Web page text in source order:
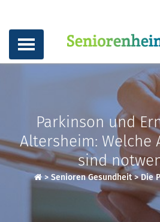
Parkinson und
Altersheim: Welche
sind
> Senioren Gesundheit>Die